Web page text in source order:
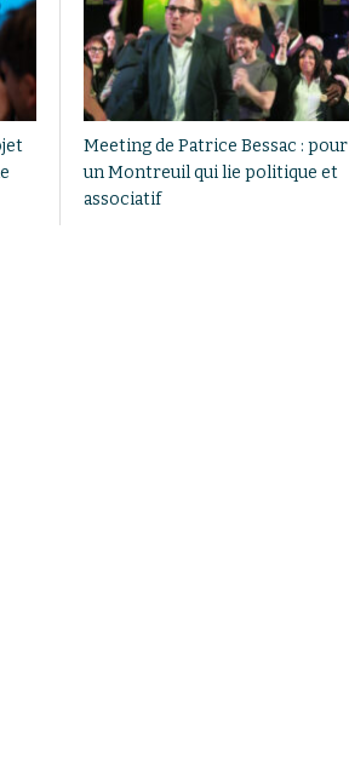
Meeting de Patrice Bessac : pour
un Montreuil qui lie politique et
associatif